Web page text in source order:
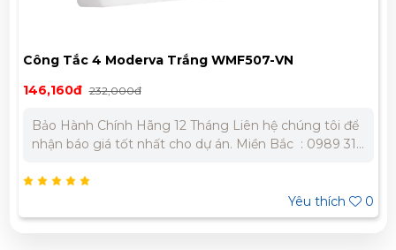
Công Tắc 4 Moderva Trắng WMF507-VN
146,160đ 232,000đ
Bảo Hành Chính Hãng 12 Tháng Liên hệ chúng tôi để
nhận báo giá tốt nhất cho dự án. Miền Bắc : 0989 310
332 980
Yêu thích
0